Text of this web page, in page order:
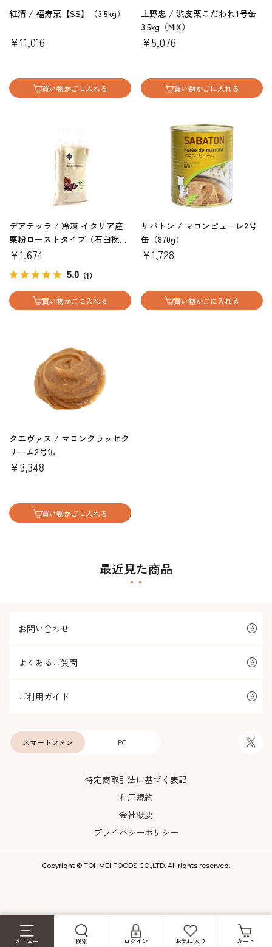
紅清 / 福寿栗【SS】（3.5kg）
￥11,016
買い物かごに入れる
上野忠 / 渋皮栗こだわれ1号缶
3.5kg（MIX）
￥5,076
買い物かごに入れる
デアテッラ / 冷凍 イタリア産
栗粉ローストタイプ（石臼挽
き）500ｇ
￥1,674
5.0 （1）
買い物かごに入れる
サバトン / マロンピューレ2号
缶（870g）
￥1,728
買い物かごに入れる
クエヴァス / マロングラッセク
リーム2号缶
￥3,348
買い物かごに入れる
最近見た商品
お問い合わせ
よくあるご質問
ご利用ガイド
PC
スマートフォン
特定商取引法に基づく表記
利用規約
会社概要
プライバシーポリシー
Copyright © TOHMEI FOODS CO.,LTD. All rights reserved.
メニュー 検索 ログイン お気に入り カート